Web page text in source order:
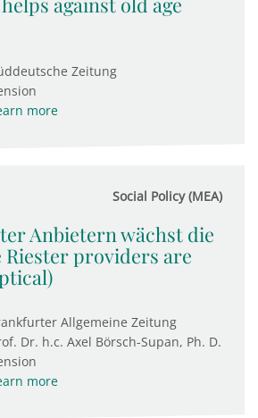
Zeitung
more
Social Policy (MEA)
Anbietern wächst die
Riester providers are
Allgemeine Zeitung
Dr. h.c. Axel Börsch-Supan, Ph. D.
more